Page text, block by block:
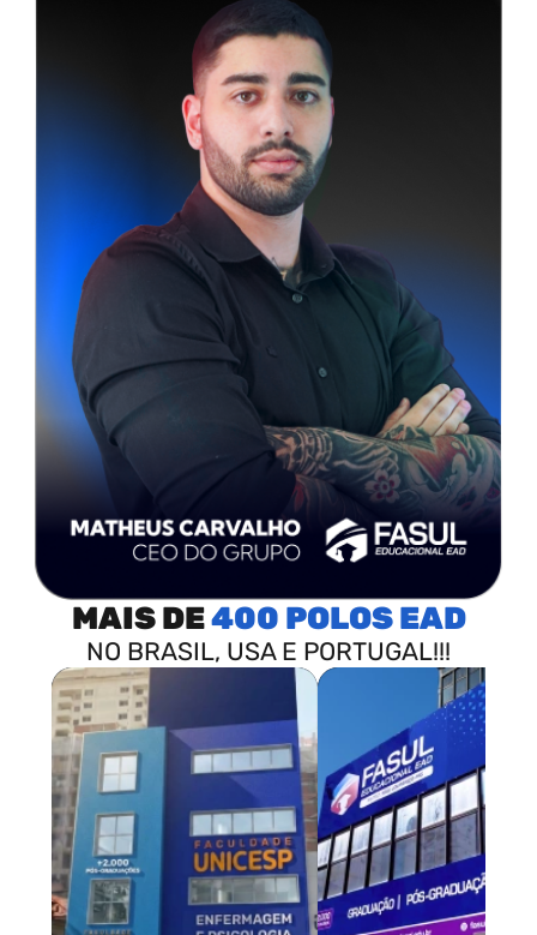
MAIS DE400 POLOS
NO BRASIL, USA E PORTUGAL!!!